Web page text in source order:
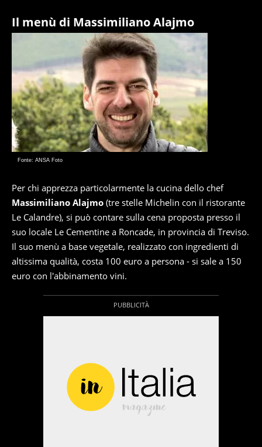
Il menù di Massimiliano Alajmo
Fonte: ANSA Foto
Per chi apprezza particolarmente la cucina dello chef
Massimiliano Alajmo (tre stelle Michelin con il ristorante
Le Calandre), si può contare sulla cena proposta presso il
suo locale Le Cementine a Roncade, in provincia di Treviso.
Il suo menù a base vegetale, realizzato con ingredienti di
altissima qualità, costa 100 euro a persona - si sale a 150
euro con l'abbinamento vini.